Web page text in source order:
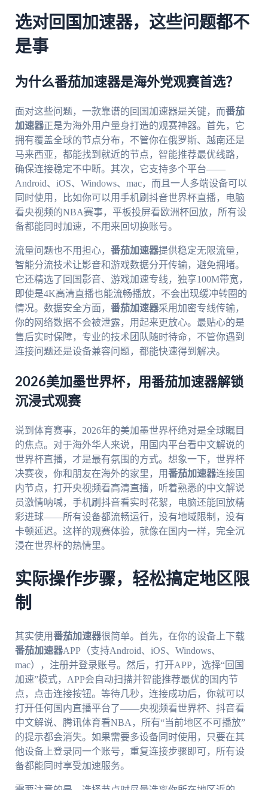
选对回国加速器，这些问题都不
是事
为什么番茄加速器是海外党观赛首选？
面对这些问题，一款靠谱的回国加速器是关键，而番茄
加速器正是为海外用户量身打造的观赛神器。首先，它
拥有覆盖全球的节点分布，不管你在俄罗斯、越南还是
马来西亚，都能找到就近的节点，智能推荐最优线路，
确保连接稳定不中断。其次，它支持多个平台——
Android、iOS、Windows、mac，而且一人多端设备可以
同时使用，比如你可以用手机刷抖音世界杯直播，电脑
看央视频的NBA赛事，平板投屏看欧洲杯回放，所有设
备都能同时加速，不用来回切换账号。
流量问题也不用担心， 番茄加速器提供稳定无限流量，
智能分流技术让影音和游戏数据分开传输，避免拥堵。
它还精选了回国影音、游戏加速专线，独享100M带宽，
即使是4K高清直播也能流畅播放，不会出现缓冲转圈的
情况。数据安全方面， 番茄加速器采用加密专线传输，
你的网络数据不会被泄露，用起来更放心。最贴心的是
售后实时保障，专业的技术团队随时待命，不管你遇到
连接问题还是设备兼容问题，都能快速得到解决。
2026美加墨世界杯，用番茄加速器解锁
沉浸式观赛
说到体育赛事，2026年的美加墨世界杯绝对是全球瞩目
的焦点。对于海外华人来说，用国内平台看中文解说的
世界杯直播，才是最有氛围的方式。想象一下，世界杯
决赛夜，你和朋友在海外的家里，用番茄加速器连接国
内节点，打开央视频看高清直播，听着熟悉的中文解说
员激情呐喊，手机刷抖音看实时花絮，电脑还能回放精
彩进球——所有设备都流畅运行，没有地域限制，没有
卡顿延迟。这样的观赛体验，就像在国内一样，完全沉
浸在世界杯的热情里。
实际操作步骤，轻松搞定地区限
制
其实使用番茄加速器很简单。首先，在你的设备上下载
番茄加速器APP（支持Android、iOS、Windows、
mac），注册并登录账号。然后，打开APP，选择“回国
加速”模式，APP会自动扫描并智能推荐最优的国内节
点，点击连接按钮。等待几秒，连接成功后，你就可以
打开任何国内直播平台了——央视频看世界杯、抖音看
中文解说、腾讯体育看NBA，所有“当前地区不可播放”
的提示都会消失。如果需要多设备同时使用，只要在其
他设备上登录同一个账号，重复连接步骤即可，所有设
备都能同时享受加速服务。